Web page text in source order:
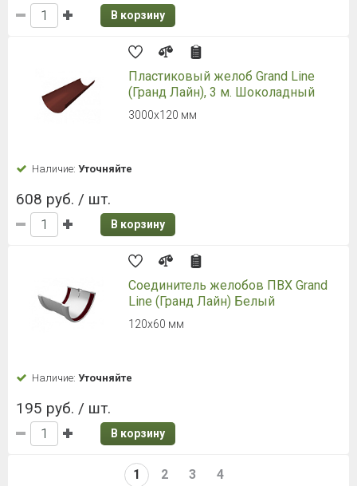
В корзину
Пластиковый желоб Grand Line
(Гранд Лайн), 3 м. Шоколадный
3000х120 мм
Наличие: Уточняйте
608 руб. / шт.
В корзину
Соединитель желобов ПВХ Grand
Line (Гранд Лайн) Белый
120х60 мм
Наличие: Уточняйте
195 руб. / шт.
В корзину
1 2 3 4